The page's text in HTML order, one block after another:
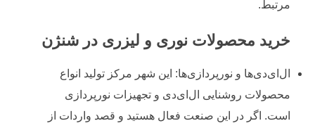
مرتبط.
خرید محصولات نوری و لیزری در شنژن
ال‌ای‌دی‌ها و نورپردازی‌ها: این شهر مرکز تولید انواع
محصولات روشنایی ال‌ای‌دی و تجهیزات نورپردازی
است. اگر در این صنعت فعال هستید و قصد واردات از